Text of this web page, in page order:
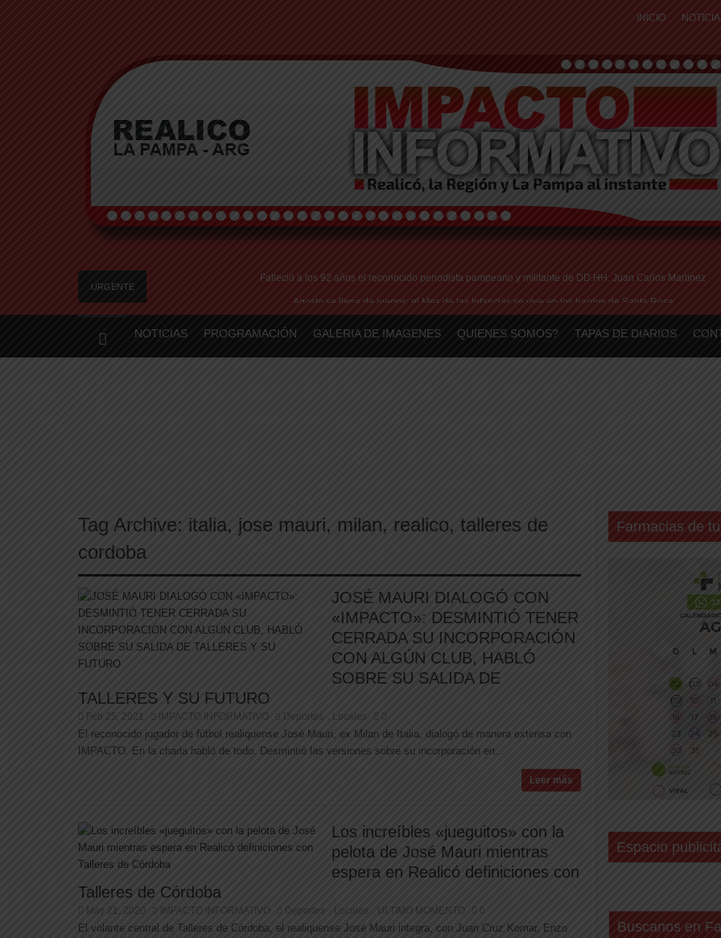
INICIO
URGENTE
Falleció a los 92 años el reconocido periodista pampeano y militante de DD.HH. Juan Carlos Martínez
Agosto se llena de juegos: el Mes de las Infancias se vive en los barrios de Santa Rosa
Realicó: avanzan los preparativos y la actualización de datos para adjudicar las 25 viviendas del IPAV
NOTICIAS PROGRAMACIÓN GALERIA DE IMAGENES QUIENES SOMOS? TAPAS DE DIARIOS
Tag Archive: italia, jose mauri, milan, realico, talleres de
cordoba
JOSÉ MAURI DIALOGÓ CON
«IMPACTO»: DESMINTIÓ TENER
CERRADA SU INCORPORACIÓN
CON ALGÚN CLUB, HABLÓ
SOBRE SU SALIDA DE
TALLERES Y SU FUTURO
Feb 25, 2021 IMPACTO INFORMATIVO Deportes Locales 0
El reconocido jugador de fútbol realiquense José Mauri, ex Milan de Italia, dialogó de manera extensa con
IMPACTO. En la charla habló de todo. Desmintió las versiones sobre su incorporación en...
Leer más
Los increíbles «jueguitos» con la
pelota de José Mauri mientras
espera en Realicó definiciones con
Talleres de Córdoba
May 21, 2020 IMPACTO INFORMATIVO Deportes Locales ULTIMO MOMENTO 0
El volante central de Talleres de Córdoba, el realiquense José Mauri integra, con Juan Cruz Komar, Enzo
Farmacias de
Espacio
Buscanos en